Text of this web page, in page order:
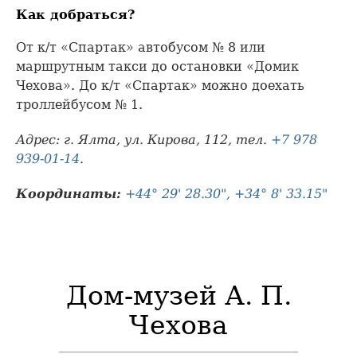
Как добраться?
От к/т «Спартак» автобусом № 8 или
маршрутным такси до остановки «Домик
Чехова». До к/т «Спартак» можно доехать
троллейбусом № 1.
Адрес: г. Ялта, ул. Кирова, 112, тел. +7 978
939-01-14.
Координаты: +44° 29' 28.30", +34° 8' 33.15"
Дом-музей А. П.
Чехова